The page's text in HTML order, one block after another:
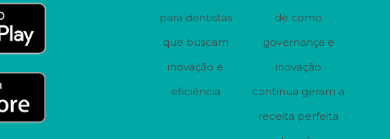
para dentistas
que buscam
inovação e
eficiência
de como
governança e
inovação
contínua geram a
receita perfeita